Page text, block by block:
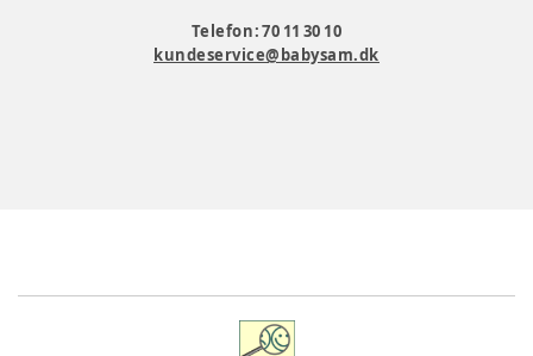
Telefon: 70 11 30 10
kundeservice@babysam.dk